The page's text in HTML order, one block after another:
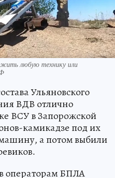
любую технику или
Ульяновского
ВДВ отлично
ВСУ в Запорожской
камикадзе под их
а потом выбили
операторам БПЛА